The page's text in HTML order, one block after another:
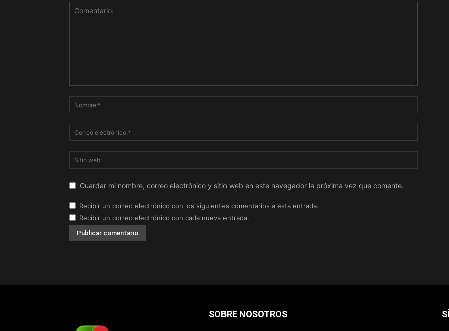
Guardar mi nombre, correo electrónico y sitio web en este navegador la próxima vez que comente.
Recibir un correo electrónico con los siguientes comentarios a esta entrada.
Recibir un correo electrónico con cada nueva entrada.
SOBRE NOSOTROS